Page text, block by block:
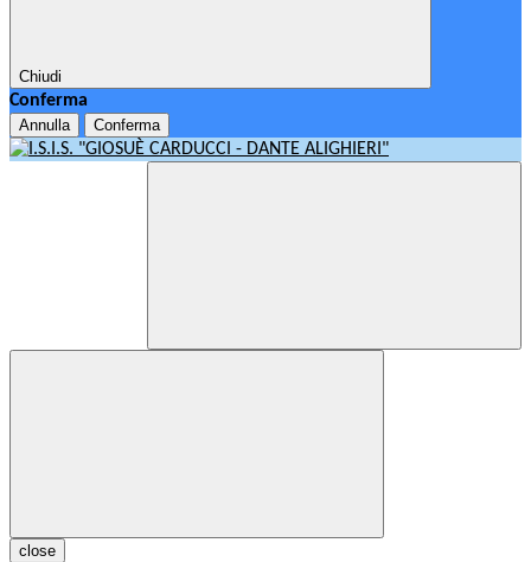
Chiudi
Conferma
Annulla Conferma
close